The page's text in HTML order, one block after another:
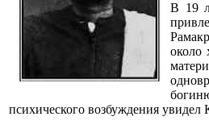
В 19
около
психического возбуждения увидел